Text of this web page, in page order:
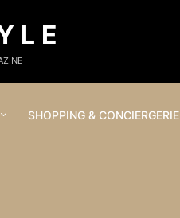
SHOPPING & CONCIERGERIE